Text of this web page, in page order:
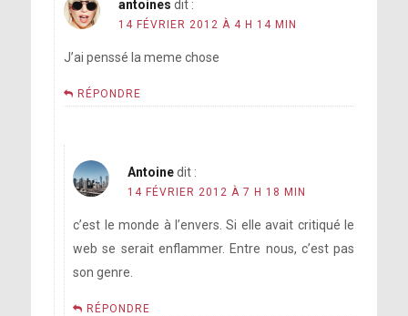
antoines dit :
14 FÉVRIER 2012 À 4 H 14 MIN
J’ai penssé la meme chose
RÉPONDRE
Antoinedit :
14 FÉVRIER 2012 À 7 H 18 MIN
c’est le monde à l’envers. Si elle avait critiqué le
web se serait enflammer. Entre nous, c’est pas
son genre.
RÉPONDRE